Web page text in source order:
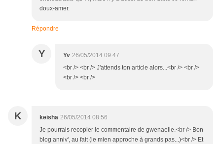
doux-amer.
Répondre
Y Yv 26/05/2014 09:47
<br /> <br /> J'attends ton article alors...<br /> <br />
<br /> <br />
K keisha 26/05/2014 08:56
Je pourrais recopier le commentaire de gwenaelle.<br /> Bon
blog anniv', au fait (le mien approche à grands pas...)<br /> Et